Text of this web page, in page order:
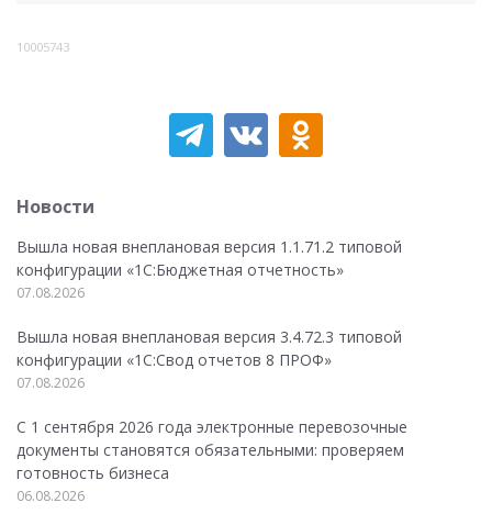
10005743
Новости
Вышла новая внеплановая версия 1.1.71.2 типовой
конфигурации «1C:Бюджетная отчетность»
07.08.2026
Вышла новая внеплановая версия 3.4.72.3 типовой
конфигурации «1C:Свод отчетов 8 ПРОФ»
07.08.2026
С 1 сентября 2026 года электронные перевозочные
документы становятся обязательными: проверяем
готовность бизнеса
06.08.2026